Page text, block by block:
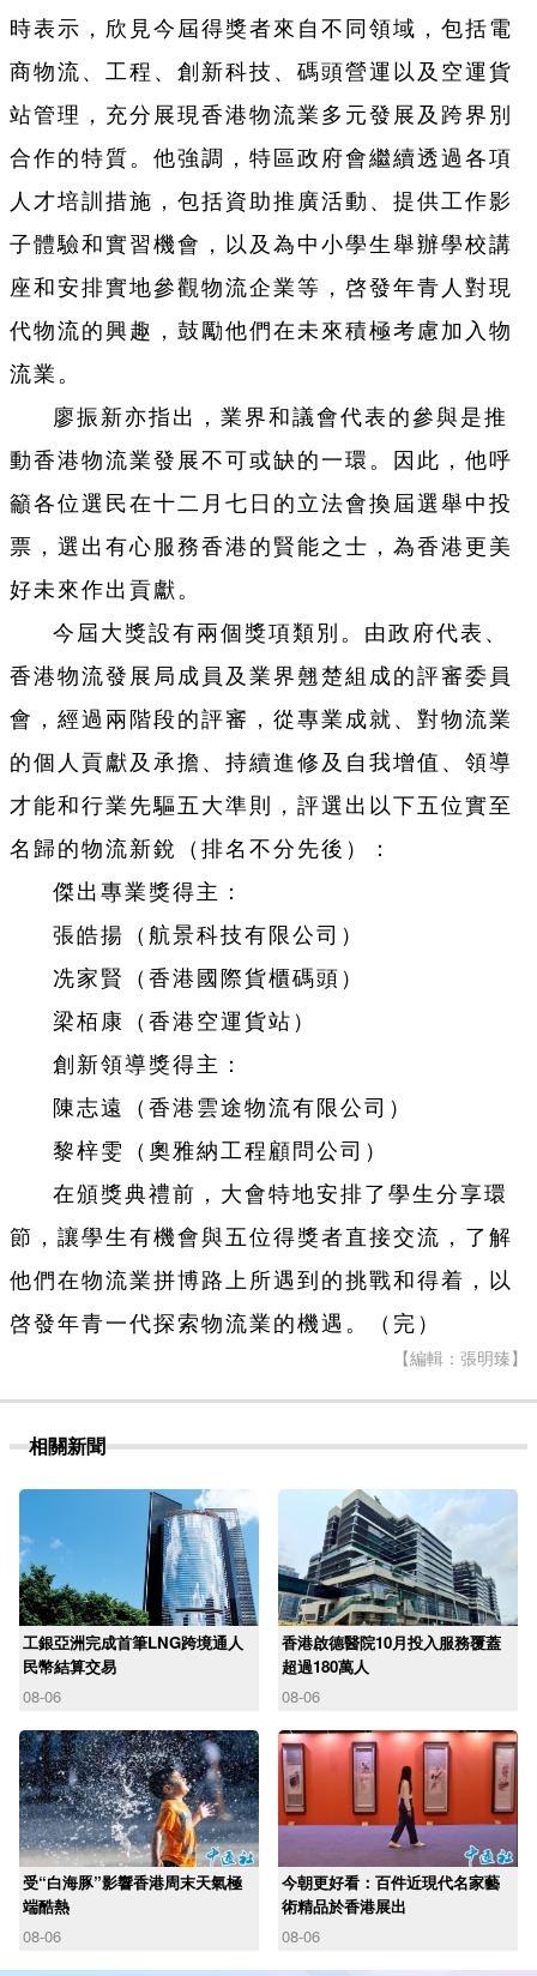
時表示，欣見今屆得獎者來自不同領域，包括電
商物流、工程、創新科技、碼頭營運以及空運貨
站管理，充分展現香港物流業多元發展及跨界別
合作的特質。他強調，特區政府會繼續透過各項
人才培訓措施，包括資助推廣活動、提供工作影
子體驗和實習機會，以及為中小學生舉辦學校講
座和安排實地參觀物流企業等，啓發年青人對現
代物流的興趣，鼓勵他們在未來積極考慮加入物
流業。
廖振新亦指出，業界和議會代表的參與是推
動香港物流業發展不可或缺的一環。因此，他呼
籲各位選民在十二月七日的立法會換屆選舉中投
票，選出有心服務香港的賢能之士，為香港更美
好未來作出貢獻。
今屆大獎設有兩個獎項類別。由政府代表、
香港物流發展局成員及業界翹楚組成的評審委員
會，經過兩階段的評審，從專業成就、對物流業
的個人貢獻及承擔、持續進修及自我增值、領導
才能和行業先驅五大準則，評選出以下五位實至
名歸的物流新銳（排名不分先後）：
傑出專業獎得主：
張皓揚（航景科技有限公司）
冼家賢（香港國際貨櫃碼頭）
梁栢康（香港空運貨站）
創新領導獎得主：
陳志遠（香港雲途物流有限公司）
黎梓雯（奧雅納工程顧問公司）
在頒獎典禮前，大會特地安排了學生分享環
節，讓學生有機會與五位得獎者直接交流，了解
他們在物流業拼博路上所遇到的挑戰和得着，以
啓發年青一代探索物流業的機遇。（完）
【編輯：張明臻】
相關新聞
工銀亞洲完成首筆LNG跨境通人
民幣結算交易
08-06
香港啟德醫院10月投入服務覆蓋
超過180萬人
08-06
受“白海豚”影響香港周末天氣極
端酷熱
08-06
今朝更好看：百件近現代名家藝
術精品於香港展出
08-06